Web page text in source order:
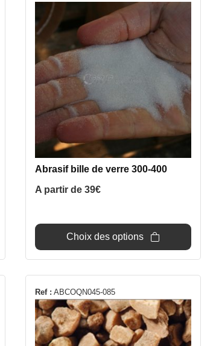
Abrasif bille de verre 300-400
A partir de39€
Choix des options
produit
a
plusieurs
variations.
Les
options
peuvent
être
choisies
sur
page
produit
Ref : ABCOQN045-085